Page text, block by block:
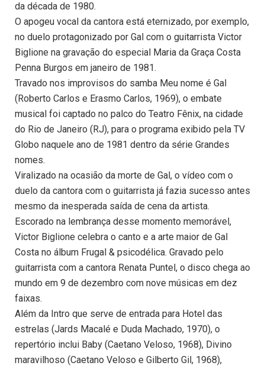
da década de 1980.
O apogeu vocal da cantora está eternizado, por exemplo,
no duelo protagonizado por Gal com o guitarrista Victor
Biglione na gravação do especial Maria da Graça Costa
Penna Burgos em janeiro de 1981.
Travado nos improvisos do samba Meu nome é Gal
(Roberto Carlos e Erasmo Carlos, 1969), o embate
musical foi captado no palco do Teatro Fênix, na cidade
do Rio de Janeiro (RJ), para o programa exibido pela TV
Globo naquele ano de 1981 dentro da série Grandes
nomes.
Viralizado na ocasião da morte de Gal, o vídeo com o
duelo da cantora com o guitarrista já fazia sucesso antes
mesmo da inesperada saída de cena da artista.
Escorado na lembrança desse momento memorável,
Victor Biglione celebra o canto e a arte maior de Gal
Costa no álbum Frugal & psicodélica. Gravado pelo
guitarrista com a cantora Renata Puntel, o disco chega ao
mundo em 9 de dezembro com nove músicas em dez
faixas.
Além da Intro que serve de entrada para Hotel das
estrelas (Jards Macalé e Duda Machado, 1970), o
repertório inclui Baby (Caetano Veloso, 1968), Divino
maravilhoso (Caetano Veloso e Gilberto Gil, 1968),